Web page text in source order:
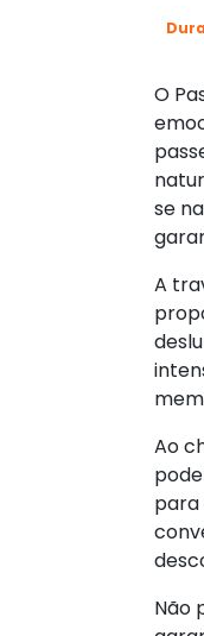
O
se
A
Ao
para
Não